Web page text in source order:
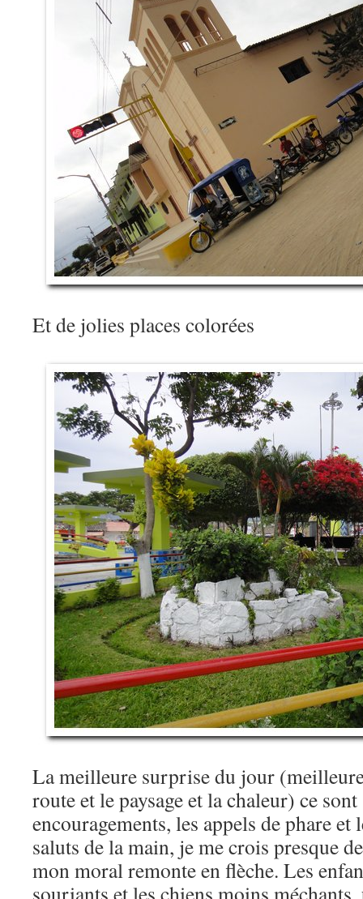
Et de jolies places colorées
La meilleure surprise du jour
route et le paysage et la chaleur) ce
encouragements, les appels de phare
saluts de la main, je me crois presque
mon moral remonte en flèche. Les
souriants et les chiens moins